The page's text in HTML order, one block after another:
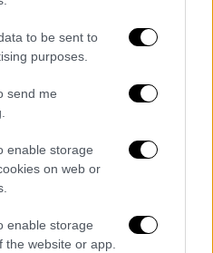
to be sent to
purposes.
send me
enable storage
on web or
enable storage
the website or app.
τα κεντρικότερα
Ρόδου.
στη
κόψει αποδείξεις
εκείνη την
πως έχει έδρα σε
από την ΑΑΔΕ).